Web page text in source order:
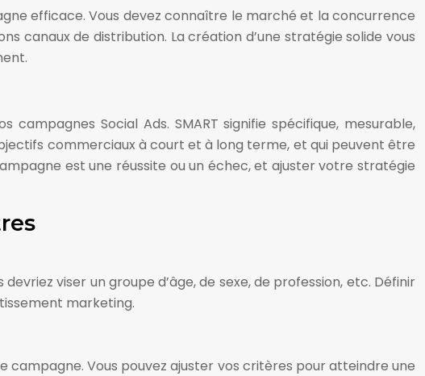
efficace. Vous devez connaître le marché et la concurrence
canaux de distribution. La création d’une stratégie solide vous
Social Ads. SMART signifie spécifique, mesurable,
commerciaux à court et à long terme, et qui peuvent être
est une réussite ou un échec, et ajuster votre stratégie
viser un groupe d’âge, de sexe, de profession, etc. Définir
marketing.
Vous pouvez ajuster vos critères pour atteindre une